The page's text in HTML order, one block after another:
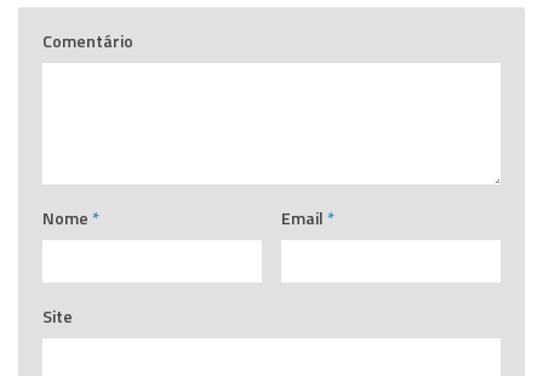
Comentário
Nome * Email *
Site